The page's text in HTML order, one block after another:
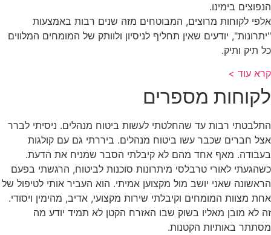
הנפוצים בימינו.
אלפי לקוחות מרוצים, המבוטחים מזה שנים רבות באמצעות
"יתרונות", יודעים שאין תחליף לניסיון ולוותק של המומחים המלווים
כל תיק ותיק.
קרא עוד >
לקוחות מספרים
התלבטתי רבות עד שהחלטתי לעשות ביטוח מנהלים. ניסיתי לברר
אצל חברים שכבר עשו ביטוח מנהלים. ביררתי גם עם קולגות
בעבודה. מאף אחד מהם לא קיבלתי הסבר שמניח את הדעת.
כשהגעתי לאורי טרבלסי מיתרונות סוכנות לביטוח, הרגשתי בפעם
הראשונה שאני יושב מול מקצוען אמיתי. הוא העביר אותי לטיפול של
אחת מצוות המומחים וקיבלתי שירות מקצועי, אדיב, מהימין ויסודי.
זה לא מובן מאליו בשוק שבו האזרח הקטן לא תמיד יודע מה
מסתתר באותיות הקטנות.